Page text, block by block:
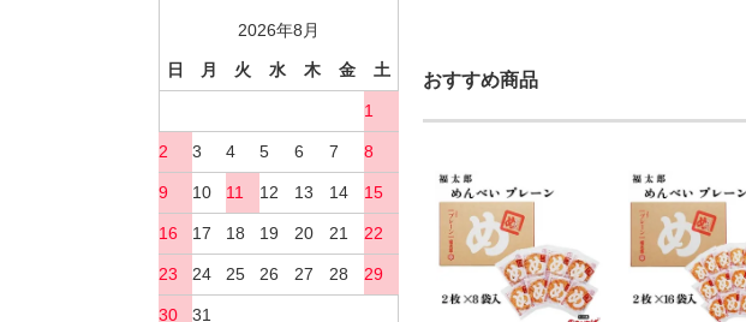
2026年8月
日 月 火 水 木 金 土
1
2 3 4 5 6 7 8
9 10 11 12 13 14 15
16 17 18 19 20 21 22
23 24 25 26 27 28 29
30 31
おすすめ商品